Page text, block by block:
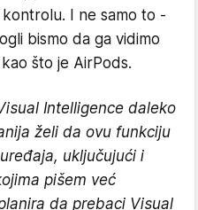
I ne samo to -
bismo da ga vidimo
što je AirPods.
Intelligence daleko
želi da ovu funkciju
uključujući i
pišem već
da prebaci Visual